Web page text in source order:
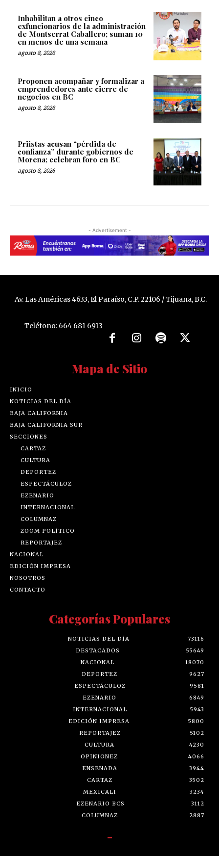
Inhabilitan a otros cinco
exfuncionarios de la administración
de Montserrat Caballero; suman 10
en menos de una semana
agosto 8, 2026
Proponen acompañar y formalizar a
emprendedores ante cierre de
negocios en BC
agosto 8, 2026
Priistas acusan “pérdida de
confianza” durante gobiernos de
Morena; celebran foro en BC
agosto 8, 2026
- Advertisement -
Av. Las Américas 4633, El Paraíso, C.P. 22106 / Tijuana, B.C.
Teléfono: 664 681 6913
Mapa de Sitio
INICIO
NOTICIAS DEL DÍA
BAJA CALIFORNIA
BAJA CALIFORNIA SUR
SECCIONES
CARTAZ
CULTURA
DEPORTEZ
ESPECTÁCULOZ
EZENARIO
INTERNACIONAL
COLUMNAZ
ZOOM POLÍTICO
REPORTAJEZ
NACIONAL
EDICIÓN IMPRESA
NOSOTROS
CONTACTO
Categorías Populares
NOTICIAS DEL DÍA
73116
DESTACADOS
55649
NACIONAL
18070
DEPORTEZ
9627
ESPECTÁCULOZ
9581
EZENARIO
6849
INTERNACIONAL
5943
EDICIÓN IMPRESA
5800
REPORTAJEZ
5102
CULTURA
4230
OPINIONEZ
4066
ENSENADA
3944
CARTAZ
3502
MEXICALI
3234
EZENARIO BCS
3112
COLUMNAZ
2887
-